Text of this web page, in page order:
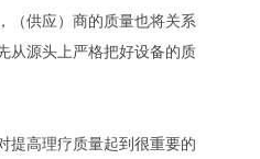
（供应）商的质量也将关系
从源头上严格把好设备的质
高理疗质量起到很重要的